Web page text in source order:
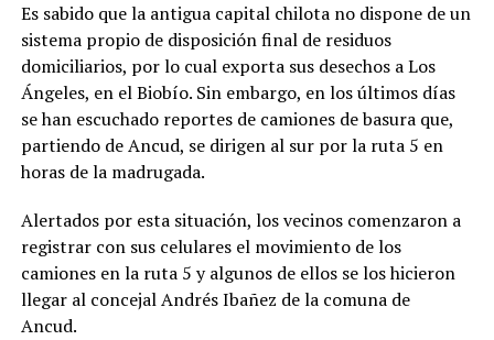
Es sabido que la antigua capital chilota no dispone de un
sistema propio de disposición final de residuos
domiciliarios, por lo cual exporta sus desechos a Los
Ángeles, en el Biobío. Sin embargo, en los últimos días
se han escuchado reportes de camiones de basura que,
partiendo de Ancud, se dirigen al sur por la ruta 5 en
horas de la madrugada.
Alertados por esta situación, los vecinos comenzaron a
registrar con sus celulares el movimiento de los
camiones en la ruta 5 y algunos de ellos se los hicieron
llegar al concejal Andrés Ibañez de la comuna de
Ancud.